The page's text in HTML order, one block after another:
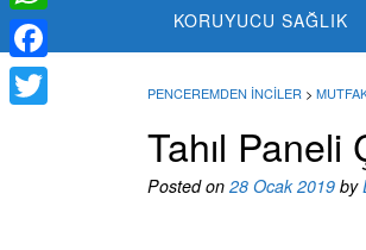
KORUYUCU SAĞLIK
PENCEREMDEN İNCILER >
Tahıl Paneli
Posted on 28 Ocak 2019 by
W
h
a
F